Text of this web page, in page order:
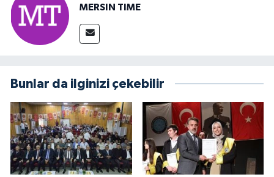
MERSIN TIME
Bunlar da ilginizi çekebilir